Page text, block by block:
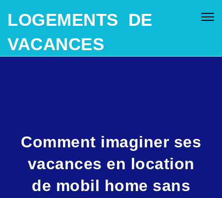
LOGEMENTS DE
VACANCES
Comment imaginer ses
vacances en location
de mobil home sans